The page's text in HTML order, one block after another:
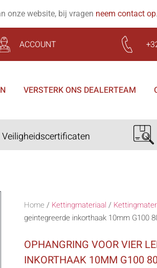
onze website, bij vragen neem contact op.
ACCOUNT
VERSTERK ONS DEALERTEAM
Veiligheidscertificaten
Home / Kettingmateriaal /
geintegreerde inkorthaak 10mm G100
OPHANGRING VOOR VIER
INKORTHAAK 10MM G100